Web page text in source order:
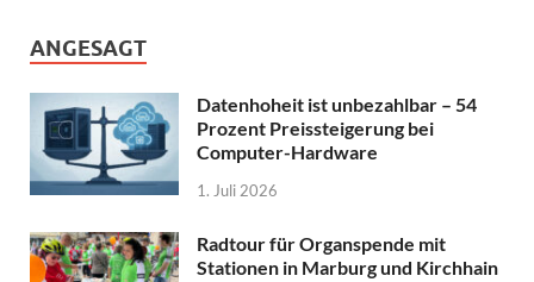
ANGESAGT
Datenhoheit ist unbezahlbar – 54
Prozent Preissteigerung bei
Computer-Hardware
1. Juli 2026
Radtour für Organspende mit
Stationen in Marburg und Kirchhain